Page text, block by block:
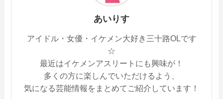
あいりす
アイドル・女優・イケメン大好き三十路OLです
☆
最近はイケメンアスリートにも興味が！
多くの方に楽しんでいただけるよう、
気になる芸能情報をまとめてご紹介しています！